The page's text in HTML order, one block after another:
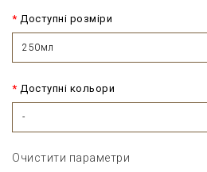
Доступні розміри
250мл
Доступні кольори
-
Очистити параметри